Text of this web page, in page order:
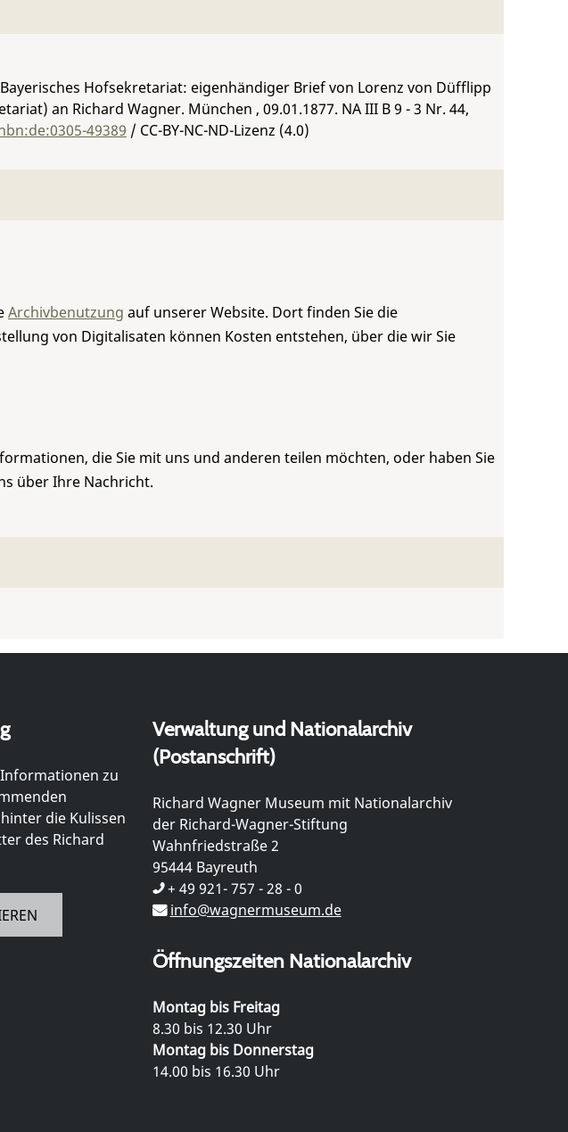
Hofsekretariat: eigenhändiger Brief von Lorenz von Düfflipp
an Richard Wagner. München , 09.01.1877. NA III B 9 - 3 Nr. 44,
49389 / CC-BY-NC-ND-Lizenz (4.0)
Archivbenutzung auf unserer Website. Dort finden Sie die
von Digitalisaten können Kosten entstehen, über die wir Sie
die Sie mit uns und anderen teilen möchten, oder haben Sie
über Ihre Nachricht.
zu
die Kulissen
des Richard
Verwaltung und Nationalarchiv
(Postanschrift)
Richard Wagner Museum mit Nationalarchiv
der Richard-Wagner-Stiftung
Wahnfriedstraße 2
95444 Bayreuth
+ 49 921- 757 - 28 - 0
info@wagnermuseum.de
Öffnungszeiten Nationalarchiv
Montag bis Freitag
8.30 bis 12.30 Uhr
Montag bis Donnerstag
14.00 bis 16.30 Uhr